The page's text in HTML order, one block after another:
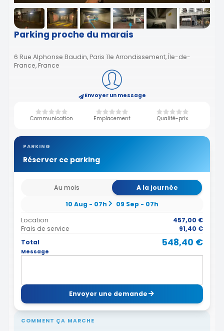
Parking proche du marais
6 Rue Alphonse Baudin, Paris 11e Arrondissement, Île-de-
France, France
Envoyer un message
Communication Emplacement Qualité-prix
PARKING
Réserver ce parking
Au mois
A la journée
10 Aug - 07h
09 Sep - 07h
Location
457,00 €
Frais de service
91,40 €
Total
548,40 €
Message
Envoyer une demande
COMMENT ÇA MARCHE